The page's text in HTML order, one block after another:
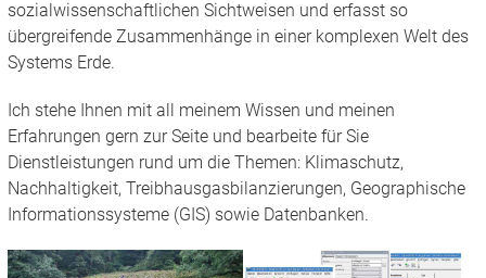
sozialwissenschaftlichen Sichtweisen und erfasst so
übergreifende Zusammenhänge in einer komplexen Welt des
Systems Erde.
Ich stehe Ihnen mit all meinem Wissen und meinen
Erfahrungen gern zur Seite und bearbeite für Sie
Dienstleistungen rund um die Themen: Klimaschutz,
Nachhaltigkeit, Treibhausgasbilanzierungen, Geographische
Informationssysteme (GIS) sowie Datenbanken.